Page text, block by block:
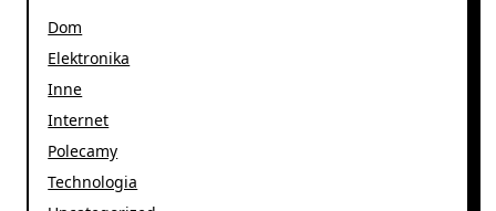
Dom
Elektronika
Inne
Internet
Polecamy
Technologia